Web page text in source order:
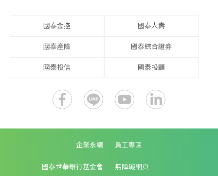
國泰金控 國泰人壽
國泰產險 國泰綜合證券
國泰投信 國泰投顧
企業永續 員工專區
國泰世華銀行基金會 無障礙網頁